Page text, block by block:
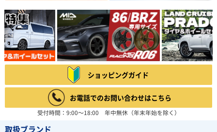
ショッピングガイド
お電話でのお問い合わせはこちら
受付時間：9:00～18:00 年中無休（年末年始を除く）
取扱ブランド